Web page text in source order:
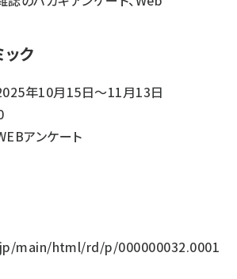
ク
2025年10月15日～11月13日
アンケート
main/html/rd/p/000000032.0001